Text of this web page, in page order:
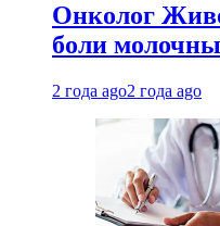
Онколог
боли
2 года ago2 года ago